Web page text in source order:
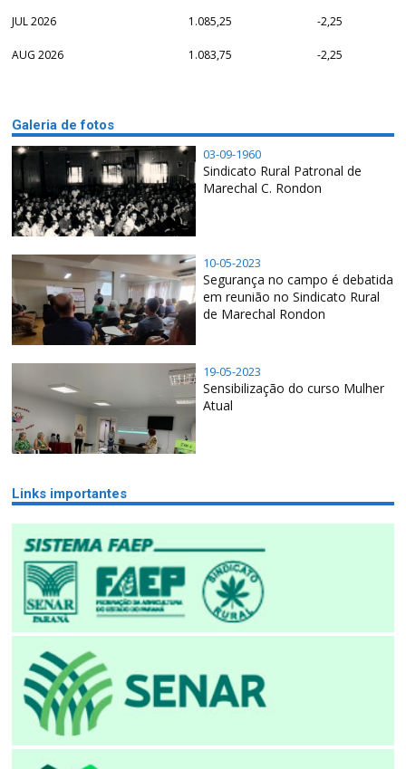
JUL 2026 1.085,25 -2,25
AUG 2026 1.083,75 -2,25
Galeria de fotos
03-09-1960
Sindicato Rural Patronal de
Marechal C. Rondon
10-05-2023
Segurança no campo é debatida
em reunião no Sindicato Rural
de Marechal Rondon
19-05-2023
Sensibilização do curso Mulher
Atual
Links importantes